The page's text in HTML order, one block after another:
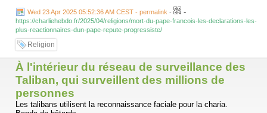
Wed 23 Apr 2025 05:52:36 AM CEST - permalink - -
https://charliehebdo.fr/2025/04/religions/mort-du-pape-francois-les-declarations-les-
plus-reactionnaires-dun-pape-repute-progressiste/
Religion
À l'intérieur du réseau de surveillance des
Taliban, qui surveillent des millions de
personnes
Les talibans utilisent la reconnaissance faciale pour la charia.